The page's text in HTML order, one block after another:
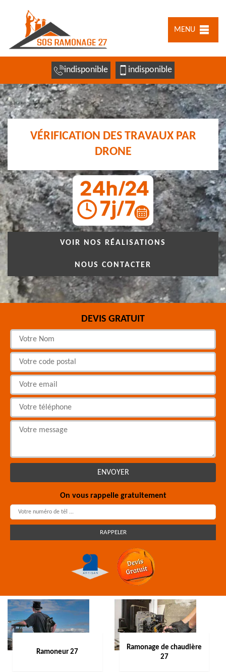
MENU
indisponible indisponible
VÉRIFICATION DES TRAVAUX PAR
DRONE
VOIR NOS RÉALISATIONS
NOUS CONTACTER
DEVIS GRATUIT
On vous rappelle gratuitement
Ramoneur 27
Ramonage de chaudière
27